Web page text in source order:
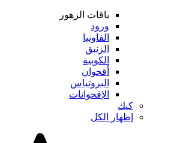
باقات الزهور
ورود
الفاونيا
الزنبق
الكوبية
أقحوان
البروتياس
الإقحوانات
كيك
إظهار الكل